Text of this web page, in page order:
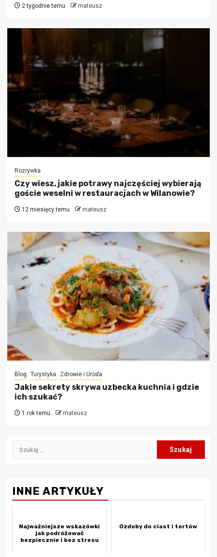
2 tygodnie temu mateusz
Rozrywka
Czy wiesz, jakie potrawy najczęściej wybierają
goście weselni w restauracjach w Wilanowie?
12 miesięcy temu mateusz
Blog Turystyka Zdrowie i Uroda
Jakie sekrety skrywa uzbecka kuchnia i gdzie
ich szukać?
1 rok temu mateusz
Szukaj:
INNE ARTYKUŁY
Najważniejsze wskazówki
jak podróżować
bezpiecznie i bez stresu
Ozdoby do ciast i tortów